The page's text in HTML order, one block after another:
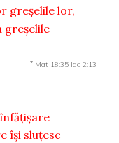
greşelile lor,
greşelile
* Mat 18:35 Iac 2:13
îşi sluţesc